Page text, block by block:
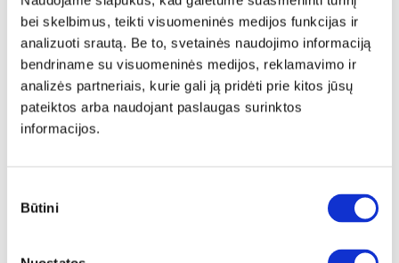
bei skelbimus, teikti visuomeninės medijos funkcijas ir
analizuoti srautą. Be to, svetainės naudojimo informaciją
bendriname su visuomeninės medijos, reklamavimo ir
analizės partneriais, kurie gali ją pridėti prie kitos jūsų
pateiktos arba naudojant paslaugas surinktos
informacijos.
pasirinkimas
Būtini